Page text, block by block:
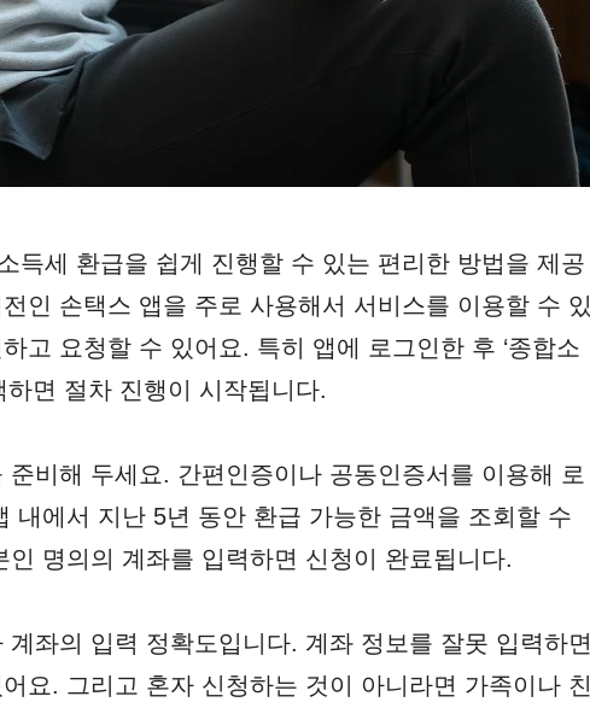
득세 환급을 쉽게 진행할 수 있는 편리한 방법을 제공
인 손택스 앱을 주로 사용해서 서비스를 이용할 수 있
고 요청할 수 있어요. 특히 앱에 로그인한 후 ‘종합소
면 절차 진행이 시작됩니다.
비해 두세요. 간편인증이나 공동인증서를 이용해 로
내에서 지난 5년 동안 환급 가능한 금액을 조회할 수
명의의 계좌를 입력하면 신청이 완료됩니다.
좌의 입력 정확도입니다. 계좌 정보를 잘못 입력하면
요. 그리고 혼자 신청하는 것이 아니라면 가족이나 친